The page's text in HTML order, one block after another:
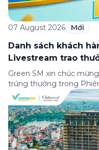
07 August 2026 Mới
Danh sách khách
Livestream trao
cuộc vui”
Green SM xin chúc
trúng thưởng trong
Minigame “Giữ nhịp
trên Fanpage và TikTok
04/08/2026. Phiên
theo dõi của đông […]